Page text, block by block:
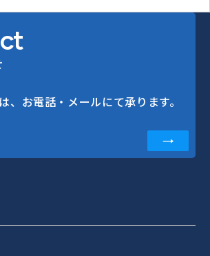
、お電話・メールにて承ります。